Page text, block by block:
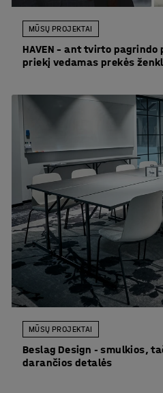
MŪSŲ PROJEKTAI
HAVEN – ant tvirto
priekį vedamas prekės
MŪSŲ PROJEKTAI
Beslag Design - smulkios,
darančios detalės